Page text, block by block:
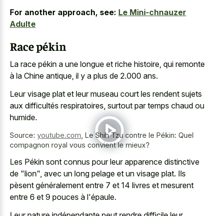
For another approach, see: Le Mini-chnauzer
Adulte
Race pékin
La race pékin a une longue et riche histoire, qui remonte
à la Chine antique, il y a plus de 2.000 ans.
Leurvisage plat et leurmuseau court les rendent sujets
aux difficultés respiratoires, surtout par temps chaud ou
humide.
Source: youtube.com Le Shih Tzu contre le Pékin: Quel
compagnon royal vous convient le mieux?
Les Pékin sont connus pour leur apparence distinctive
de "lion", avec un long pelage et un visage plat. Ils
pèsent généralement entre 7 et 14 livres et mesurent
entre 6 et 9 pouces à l'épaule.